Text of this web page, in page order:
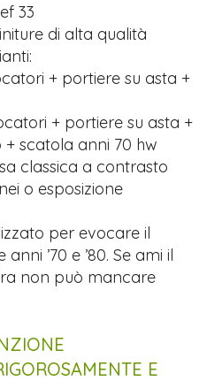
33
di alta qualità
+ portiere su asta +
+ portiere su asta +
scatola anni 70 hw
classica a contrasto
o esposizione
per evocare il
’70 e ’80. Se ami il
non può mancare
E